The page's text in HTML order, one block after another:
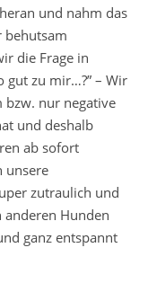
und nahm das
behutsam
die Frage in
gut zu mir…?” – Wir
bzw. nur negative
und deshalb
ab sofort
unsere
zutraulich und
Hunden
ganz entspannt